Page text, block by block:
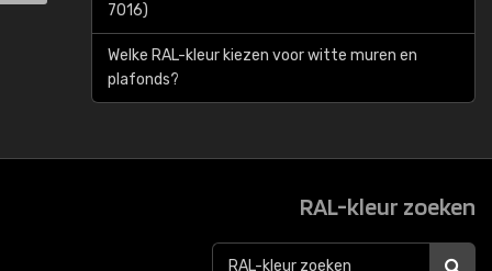
7016)
Welke RAL-kleur kiezen voor witte muren en
plafonds?
RAL-kleur zoeken